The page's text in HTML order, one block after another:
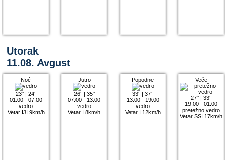
Utorak
11.08. Avgust
Noć
23°| 24°
01:00 - 07:00
vedro
Vetar IJI 9km/h
Jutro
26°| 35°
07:00 - 13:00
vedro
Vetar I 8km/h
Popodne
33° |37°
13:00 - 19:00
vedro
Vetar I 12km/h
Veče
27° |33°
19:00 - 01:00
pretežno vedro
Vetar SSI 17km/h